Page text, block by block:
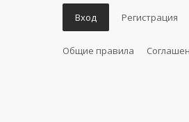
Вход Регистрация
Общие правила